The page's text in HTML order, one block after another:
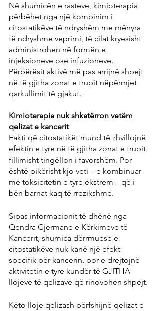
Në shumicën e rasteve, kimioterapia
përbëhet nga një kombinim i
citostatikëve të ndryshëm me mënyra
të ndryshme veprimi, të cilat kryesisht
administrohen në formën e
injeksioneve ose infuzioneve.
Përbërësit aktivë më pas arrijnë shpejt
në të gjitha zonat e trupit nëpërmjet
qarkullimit të gjakut.
Kimioterapia nuk shkatërron vetëm
qelizat e kancerit
Fakti që citostatikët mund të zhvillojnë
efektin e tyre në të gjitha zonat e trupit
fillimisht tingëllon i favorshëm. Por
është pikërisht kjo veti – e kombinuar
me toksicitetin e tyre ekstrem – që i
bën barnat kaq të rrezikshme.
Sipas informacionit të dhënë nga
Qendra Gjermane e Kërkimeve të
Kancerit, shumica dërrmuese e
citostatikëve nuk kanë një efekt
specifik për kancerin, por e drejtojnë
aktivitetin e tyre kundër të GJITHA
llojeve të qelizave që rinovohen shpejt.
Këto lloje qelizash përfshijnë qelizat e